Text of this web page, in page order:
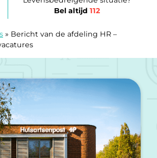
Bel altijd112
» Bericht van de afdeling HR –